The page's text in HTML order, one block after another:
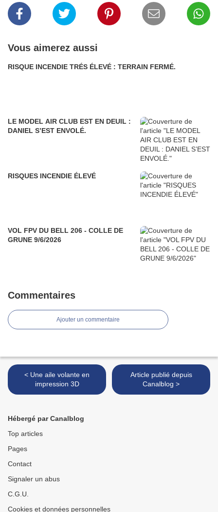
Vous aimerez aussi
RISQUE INCENDIE TRÉS ÉLEVÉ : TERRAIN FERMÉ.
LE MODEL AIR CLUB EST EN DEUIL :
DANIEL S’EST ENVOLÉ.
RISQUES INCENDIE ÉLEVÉ
VOL FPV DU BELL 206 - COLLE DE
GRUNE 9/6/2026
Commentaires
Ajouter un commentaire
< Une aile volante en
impression 3D
Article publié depuis
Canalblog >
Hébergé par Canalblog
Top articles
Pages
Contact
Signaler un abus
C.G.U.
Cookies et données personnelles